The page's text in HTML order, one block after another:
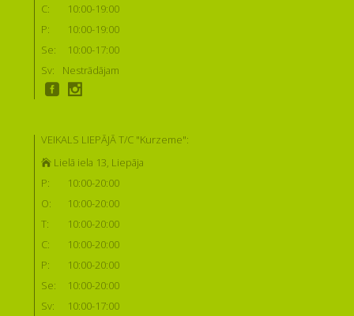
C:
10:00-19:00
P:
10:00-19:00
Se:
10:00-17:00
Sv:
Nestrādājam
VEIKALS LIEPĀJĀ T/C "Kurzeme":
Lielā iela 13, Liepāja
P:
10:00-20:00
O:
10:00-20:00
T:
10:00-20:00
C:
10:00-20:00
P:
10:00-20:00
Se:
10:00-20:00
Sv:
10:00-17:00